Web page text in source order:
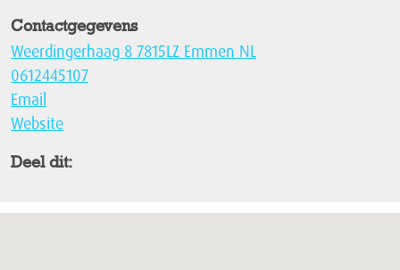
Contactgegevens
Weerdingerhaag 8 7815LZ Emmen NL
0612445107
Email
Website
Deel dit: